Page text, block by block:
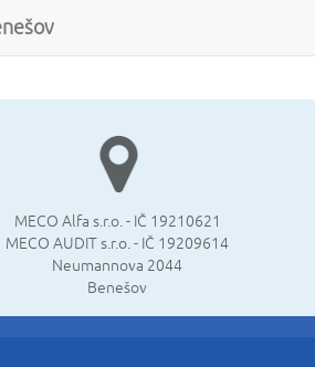
MECO Alfa s.r.o. - IČ 19210621
MECO AUDIT s.r.o. - IČ 19209614
Neumannova 2044
Benešov